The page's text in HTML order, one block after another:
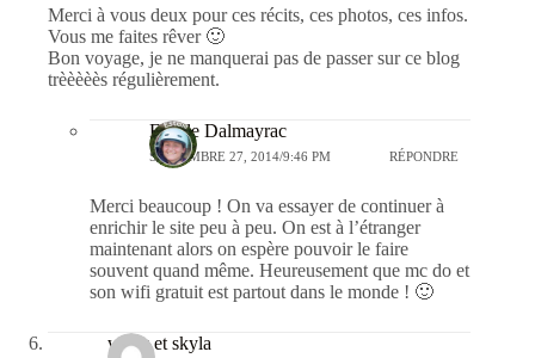
Merci à vous deux pour ces récits, ces photos, ces infos.
Vous me faites rêver 🙂
Bon voyage, je ne manquerai pas de passer sur ce blog
trèèèèès régulièrement.
Estelle Dalmayrac
SEPTEMBRE 27, 2014/9:46 PM RÉPONDRE
Merci beaucoup ! On va essayer de continuer à
enrichir le site peu à peu. On est à l’étranger
maintenant alors on espère pouvoir le faire
souvent quand même. Heureusement que mc do et
son wifi gratuit est partout dans le monde ! 🙂
wany et skyla